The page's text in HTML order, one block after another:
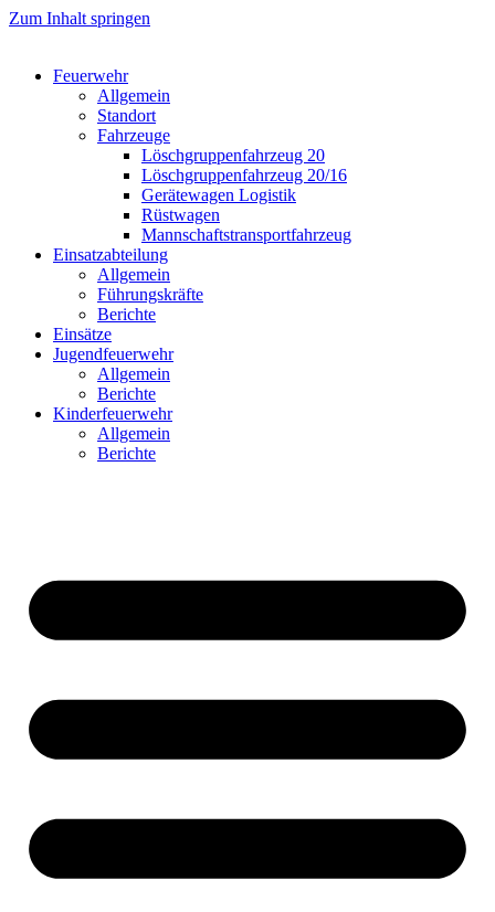
Zum Inhalt springen
Feuerwehr
Allgemein
Standort
Fahrzeuge
Löschgruppen­fahrzeug 20
Lösch­gruppen­fahrzeug 20/16
Geräte­wagen Logistik
Rüst­wagen
Mannschafts­transportfahrzeug
Einsatz­abteilung
Allgemein
Führungs­kräfte
Berichte
Einsätze
Jugend­feuerwehr
Allgemein
Berichte
Kinder­feuerwehr
Allgemein
Berichte